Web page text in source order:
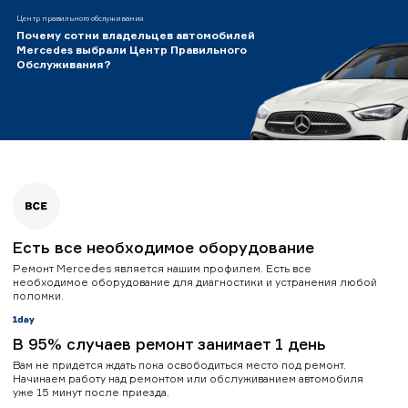
Центр правильного обслуживания
Почему сотни владельцев автомобилей
Mercedes выбрали Центр Правильного
Обслуживания?
Есть все необходимое оборудование
Ремонт Mercedes является нашим профилем. Есть все
необходимое оборудование для диагностики и устранения любой
поломки.
В 95% случаев ремонт занимает 1 день
Вам не придется ждать пока освободиться место под ремонт.
Начинаем работу над ремонтом или обслуживанием автомобиля
уже 15 минут после приезда.